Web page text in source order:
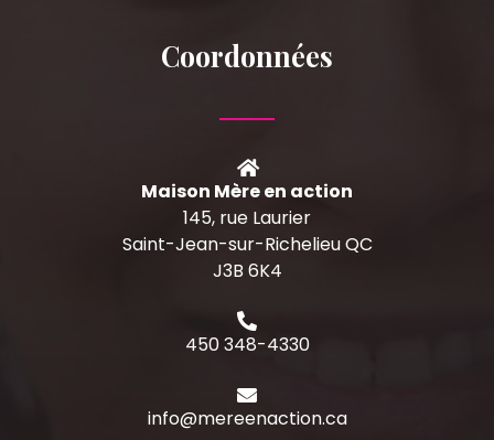
Coordonnées
Maison Mère en action
145, rue Laurier
Saint-Jean-sur-Richelieu QC
J3B 6K4
450 348-4330
info@mereenaction.ca